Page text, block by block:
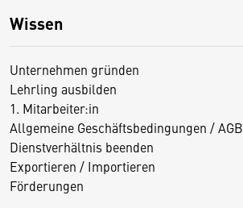
Wissen
Unternehmen gründen
Lehrling ausbilden
1. Mitarbeiter:in
Allgemeine Geschäftsbedingungen / AGB
Dienstverhältnis beenden
Exportieren / Importieren
Förderungen